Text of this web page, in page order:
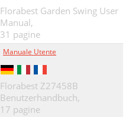
Florabest Garden Swing User
Manual,
31 pagine
Manuale Utente
Florabest Z27458B
Benutzerhandbuch,
17 pagine